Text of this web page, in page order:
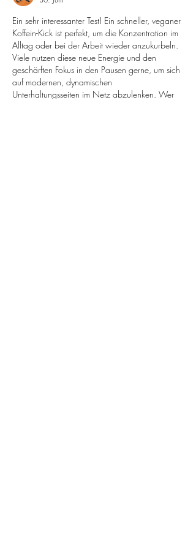
Ein sehr interessanter Test! Ein schneller, veganer
Koffein-Kick ist perfekt, um die Konzentration im
Alltag oder bei der Arbeit wieder anzukurbeln.
Viele nutzen diese neue Energie und den
geschärften Fokus in den Pausen gerne, um sich
auf modernen, dynamischen
Unterhaltungsseiten im Netz abzulenken. Wer